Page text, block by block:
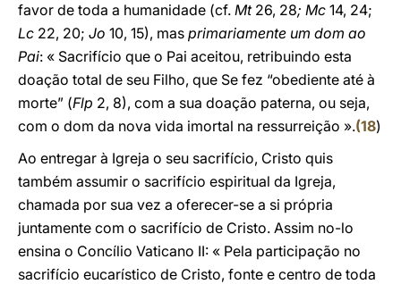
favor de toda a humanidade (cf. Mt 26, 28; Mc 14, 24;
Lc 22, 20; Jo 10, 15), mas primariamente um dom ao
Pai: « Sacrifício que o Pai aceitou, retribuindo esta
doação total de seu Filho, que Se fez “obediente até à
morte” (Flp 2, 8), com a sua doação paterna, ou seja,
com o dom da nova vida imortal na ressurreição ».(18)
Ao entregar à Igreja o seu sacrifício, Cristo quis
também assumir o sacrifício espiritual da Igreja,
chamada por sua vez a oferecer-se a si própria
juntamente com o sacrifício de Cristo. Assim no-lo
ensina o Concílio Vaticano II: « Pela participação no
sacrifício eucarístico de Cristo, fonte e centro de toda